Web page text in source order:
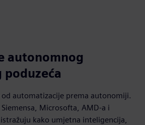
autonomnog
od automatizacije prema autonomiji.
Siemensa, Microsofta, AMD-a i
kako umjetna inteligencija,